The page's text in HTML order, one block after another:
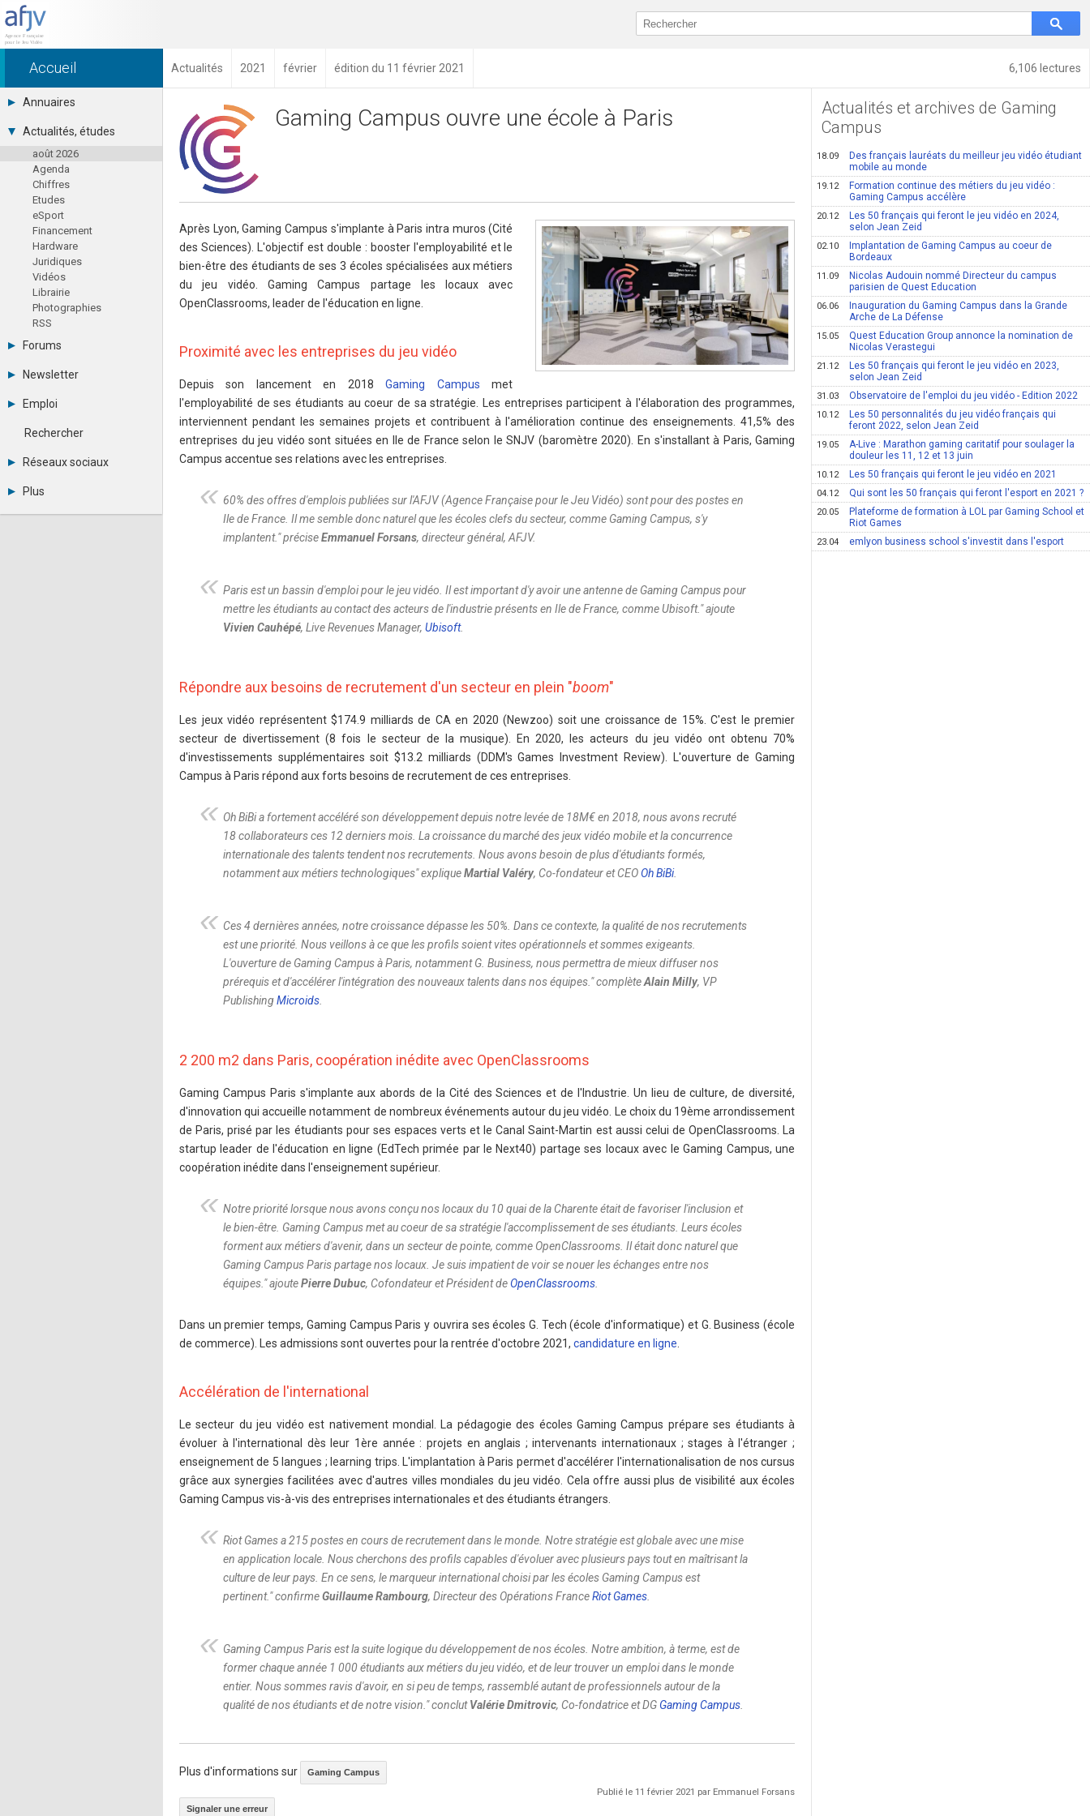
6,106 lectures
Accueil Actualités 2021 février édition du 11 février 2021
Annuaires
Toutes les sociétés (691)
Studios (418)
Editeurs (49)
Distributeurs (16)
Hard. / Accessoires (10)
Middlewares (15)
Prestataires (99)
Assoc. / Syndicats (21)
Formations / Ecoles (46)
Presse spécialisée (17)
Actualités, études
août 2026
Agenda
Chiffres
Etudes
eSport
Financement
Hardware
Juridiques
Vidéos
Librairie
Photographies
RSS
Forums
Tous les forums
Se connecter
Messages privés
Contacter un modérateur
Newsletter
Archives
Abonnement
Emploi
Consulter les annonces
Observatoire de l'emploi
Rechercher
Réseaux sociaux
LinkedIn
Plus
Annonceurs
Gaming Campus ouvre une école à Paris
Après Lyon, Gaming Campus s'implante à Paris intra muros (Cité
des Sciences). L'objectif est double : booster l'employabilité et le
bien-être des étudiants de ses 3 écoles spécialisées aux métiers
du jeu vidéo. Gaming Campus partage les locaux avec
OpenClassrooms, leader de l'éducation en ligne.
Proximité avec les entreprises du jeu vidéo
Depuis son lancement en 2018Gaming Campus met
l'employabilité de ses étudiants au coeur de sa stratégie. Les entreprises participent à l'élaboration des programmes,
interviennent pendant les semaines projets et contribuent à l'amélioration continue des enseignements. 41,5% des
entreprises du jeu vidéo sont situées en Ile de France selon le SNJV (baromètre 2020). En s'installant à Paris, Gaming
Campus accentue ses relations avec les entreprises.
60% des offres d'emplois publiées sur l'AFJV (Agence Française pour le Jeu Vidéo) sont pour des postes en
Ile de France. Il me semble donc naturel que les écoles clefs du secteur, comme Gaming Campus, s'y
implantent." préciseEmmanuel Forsans, directeur général, AFJV.
Paris est un bassin d'emploi pour le jeu vidéo. Il est important d'y avoir une antenne de Gaming Campus pour
mettre les étudiants au contact des acteurs de l'industrie présents en Ile de France, comme Ubisoft." ajoute
Vivien Cauhépé, Live Revenues Manager, Ubisoft.
Répondre aux besoins de recrutement d'un secteur en plein "boom"
Les jeux vidéo représentent $174.9 milliards de CA en 2020 (Newzoo) soit une croissance de 15%. C'est le premier
secteur de divertissement (8 fois le secteur de la musique). En 2020, les acteurs du jeu vidéo ont obtenu 70%
d'investissements supplémentaires soit $13.2 milliards (DDM's Games Investment Review). L'ouverture de Gaming
Campus à Paris répond aux forts besoins de recrutement de ces entreprises.
Oh BiBi a fortement accéléré son développement depuis notre levée de 18M€ en 2018, nous avons recruté
18 collaborateurs ces 12 derniers mois. La croissance du marché des jeux vidéo mobile et la concurrence
internationale des talents tendent nos recrutements. Nous avons besoin de plus d'étudiants formés,
notamment aux métiers technologiques" expliqueMartial Valéry, Co-fondateur et CEOOh BiBi.
Ces 4 dernières années, notre croissance dépasse les 50%. Dans ce contexte, la qualité de nos recrutements
est une priorité. Nous veillons à ce que les profils soient vites opérationnels et sommes exigeants.
L'ouverture de Gaming Campus à Paris, notamment G. Business, nous permettra de mieux diffuser nos
prérequis et d'accélérer l'intégration des nouveaux talents dans nos équipes. " complèteAlain Milly, VP
PublishingMicroids
2 200 m2 dans Paris, coopération inédite avec OpenClassrooms
Gaming Campus Paris s'implante aux abords de la Cité des Sciences et de l'Industrie. Un lieu de culture, de diversité,
d'innovation qui accueille notamment de nombreux événements autour du jeu vidéo. Le choix du 19ème arrondissement
de Paris, prisé par les étudiants pour ses espaces verts et le Canal Saint-Martin est aussi celui de OpenClassrooms. La
startup leader de l'éducation en ligne (EdTech primée par le Next40) partage ses locaux avec le Gaming Campus, une
coopération inédite dans l'enseignement supérieur.
Notre priorité lorsque nous avons conçu nos locaux du 10 quai de la Charente était de favoriser l'inclusion et
le bien-être. Gaming Campus met au coeur de sa stratégie l'accomplissement de ses étudiants. Leurs écoles
forment aux métiers d'avenir, dans un secteur de pointe, comme OpenClassrooms. Il était donc naturel que
Gaming Campus Paris partage nos locaux. Je suis impatient de voir se nouer les échanges entre nos
équipes. " ajoutePierre Dubuc, Cofondateur et Président deOpenClassrooms
Dans un premier temps, Gaming Campus Paris y ouvrira ses écoles G. Tech (école d'informatique) et G. Business (école
de commerce). Les admissions sont ouvertes pour la rentrée d'octobre 2021, candidature en ligne
Accélération de l'international
Le secteur du jeu vidéo est nativement mondial. La pédagogie des écoles Gaming Campus prépare ses étudiants à
évoluer à l'international dès leur 1ère année : projets en anglais ; intervenants internationaux ; stages à l'étranger ;
enseignement de 5 langues ; learning trips. L'implantation à Paris permet d'accélérer l'internationalisation de nos cursus
grâce aux synergies facilitées avec d'autres villes mondiales du jeu vidéo. Cela offre aussi plus de visibilité aux écoles
Gaming Campus vis-à-vis des entreprises internationales et des étudiants étrangers.
Riot Games a 215 postes en cours de recrutement dans le monde. Notre stratégie est globale avec une mise
en application locale. Nous cherchons des profils capables d'évoluer avec plusieurs pays tout en maîtrisant la
culture de leur pays. En ce sens, le marqueur international choisi par les écoles Gaming Campus est
pertinent." confirmeGuillaume Rambourg, Directeur des Opérations FranceRiot Games
Gaming Campus Paris est la suite logique du développement de nos écoles. Notre ambition, à terme, est de
former chaque année 1 000 étudiants aux métiers du jeu vidéo, et de leur trouver un emploi dans le monde
entier. Nous sommes ravis d'avoir, en si peu de temps, rassemblé autant de professionnels autour de la
qualité de nos étudiants et de notre vision. " conclutValérie Dmitrovic, Co-fondatrice et DG Gaming Campus
Plus d'informations sur Gaming Campus
Publié le 11 février 2021 par Emmanuel Forsans
Signaler une erreur
Actualités et archives de Gaming
Campus
18.09
Des français lauréats du meilleur jeu vidéo étudiant
mobile au monde
19.12
Formation continue des métiers du jeu vidéo :
Gaming Campus accélère
20.12
Les 50 français qui feront le jeu vidéo en 2024,
selon Jean Zeid
02.10
Implantation de Gaming Campus au coeur de
Bordeaux
11.09
Nicolas Audouin nommé Directeur du campus
parisien de Quest Education
06.06
Inauguration du Gaming Campus dans la Grande
Arche de La Défense
15.05
Quest Education Group annonce la nomination de
Nicolas Verastegui
21.12
Les 50 français qui feront le jeu vidéo en 2023,
selon Jean Zeid
31.03 Observatoire de l'emploi du jeu vidéo - Edition 2022
10.12
Les 50 personnalités du jeu vidéo français qui
feront 2022, selon Jean Zeid
19.05
A-Live : Marathon gaming caritatif pour soulager la
douleur les 11, 12 et 13 juin
10.12 Les 50 français qui feront le jeu vidéo en 2021
04.12 Qui sont les 50 français qui feront l'esport en 2021 ?
20.05
Plateforme de formation à LOL par Gaming School et
Riot Games
23.04 emlyon business school s'investit dans l'esport